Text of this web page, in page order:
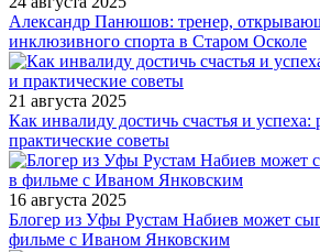
Александр Панюшов: тренер,
инклюзивного спорта в Старом Осколе
21 августа 2025
Как инвалиду достичь счастья и
практические советы
16 августа 2025
Блогер из Уфы Рустам Набиев может
фильме с Иваном Янковским